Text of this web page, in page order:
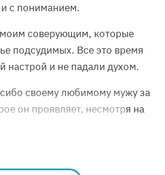
с пониманием.
соверующим, которые
подсудимых. Все это время
настрой и не падали духом.
своему любимому мужу за
он проявляет, несмотря на